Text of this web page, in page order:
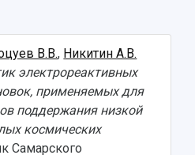
В.В., Никитин А.В.
электрореактивных
применяемых для
поддержания низкой
космических
Самарского